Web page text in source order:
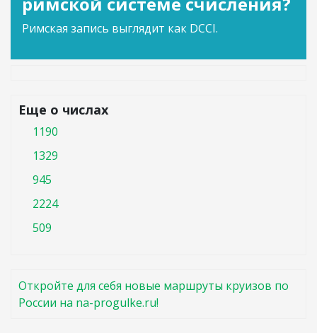
Римская запись выглядит как DCCI.
Еще о числах
1190
1329
945
2224
509
Откройте для себя новые маршруты круизов по
России на na-progulke.ru!